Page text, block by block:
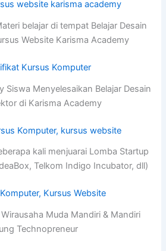
belajar di tempat Belajar Desain
Website Karisma Academy
Siswa Menyelesaikan Belajar Desain
di Karisma Academy
kali menjuarai Lomba Startup
Telkom Indigo Incubator, dll)
Muda Mandiri & Mandiri
Technopreneur